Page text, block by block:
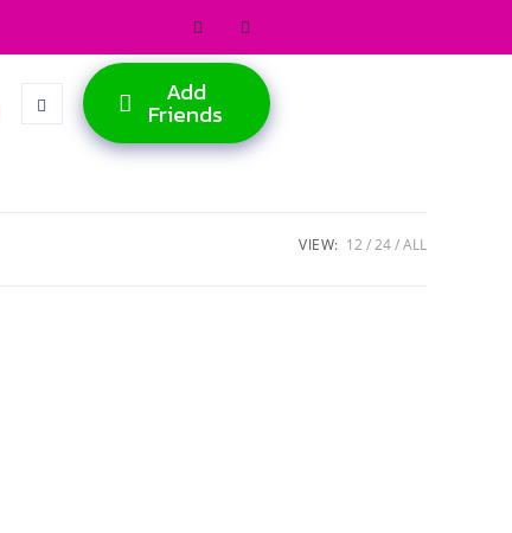
Add
Friends
VIEW: 12 24 ALL